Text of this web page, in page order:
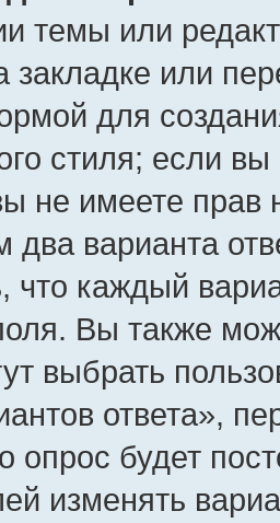
темы или
закладке или
для
стиля; если
не имеете прав
два варианта
что каждый
Вы также
выбрать
ответа»,
опрос будет
изменять